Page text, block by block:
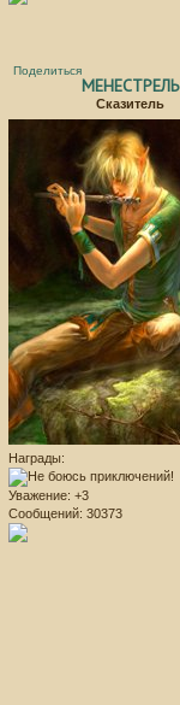
МЕНЕСТРЕЛЬ
Сказитель
Награды:
Уважение: